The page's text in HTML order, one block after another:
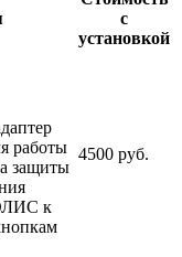
с
установкой
работы
защиты
к
4500 руб.